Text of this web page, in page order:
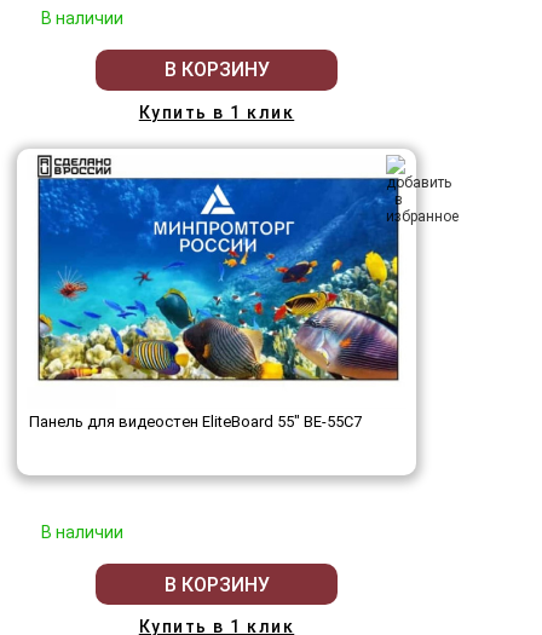
В наличии
В КОРЗИНУ
Купить в 1 клик
Панель для видеостен EliteBoard 55" BE-55C7
В наличии
В КОРЗИНУ
Купить в 1 клик